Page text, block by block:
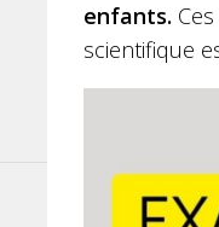
enfants.
scientifique